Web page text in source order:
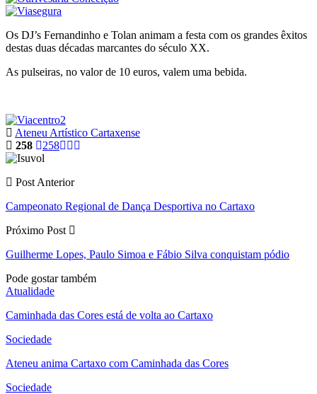
Os DJ’s Fernandinho e Tolan animam a festa com os grandes êxitos
destas duas décadas marcantes do século XX.
As pulseiras, no valor de 10 euros, valem uma bebida.
Ateneu Artístico Cartaxense
258
258
Post Anterior
Campeonato Regional de Dança Desportiva no Cartaxo
Próximo Post
Guilherme Lopes, Paulo Simoa e Fábio Silva conquistam pódio
Pode gostar também
Atualidade
Caminhada das Cores está de volta ao Cartaxo
Sociedade
Ateneu anima Cartaxo com Caminhada das Cores
Sociedade